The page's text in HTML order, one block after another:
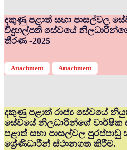
දකුණු පළාත් සභා පාසල්වල
විදුහල්පති සේවයේ
තීරණ -2025
Attachment Attachment
දකුණු පළාත් රාජ්‍ය සේවයේ
සේවයේ නිලධාරීන්ගේ වාර්ෂික
පළාත් සභා පාසල්වල පුරප්පාඩු
ශ්‍රේණිධාරීන් ස්ථානගත කිරීම.